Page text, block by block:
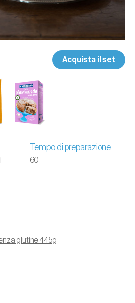
Acquista il set
Tempo di preparazione
60
glutine 445g